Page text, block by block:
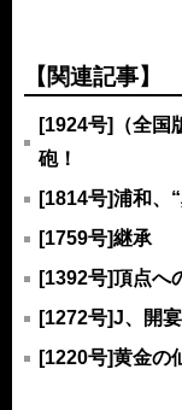
【関連記事】
[1924号]（全国
砲！
[1814号]浦和、
[1759号]継承
[1392号]頂点へ
[1272号]J、開
[1220号]黄金の